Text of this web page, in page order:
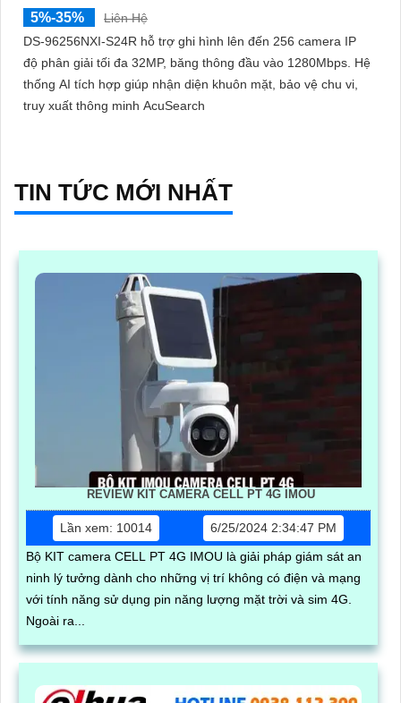
5%-35%
Liên Hệ
DS-96256NXI-S24R hỗ trợ ghi hình lên đến 256 camera IP
độ phân giải tối đa 32MP, băng thông đầu vào 1280Mbps. Hệ
thống AI tích hợp giúp nhận diện khuôn mặt, bảo vệ chu vi,
truy xuất thông minh AcuSearch
TIN TỨC MỚI NHẤT
REVIEW KIT CAMERA CELL PT 4G IMOU
Lần xem: 10014
6/25/2024 2:34:47 PM
Bộ KIT camera CELL PT 4G IMOU là giải pháp giám sát an
ninh lý tưởng dành cho những vị trí không có điện và mạng
với tính năng sử dụng pin năng lượng mặt trời và sim 4G.
Ngoài ra...